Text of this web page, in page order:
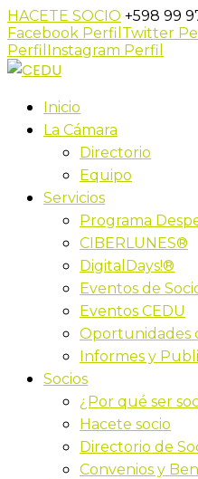
HACETE SOCIO +598 99
Facebook Perfil Twitter
Perfil Instagram Perfil
Inicio
La Cámara
Directorio
Equipo
Servicios
Programa
CIBERLUNES®
DigitalDays!®
Eventos de
Eventos CEDU
Oportunidades
Informes y
Socios
¿Por qué ser
Hacete socio
Directorio de
Convenios y